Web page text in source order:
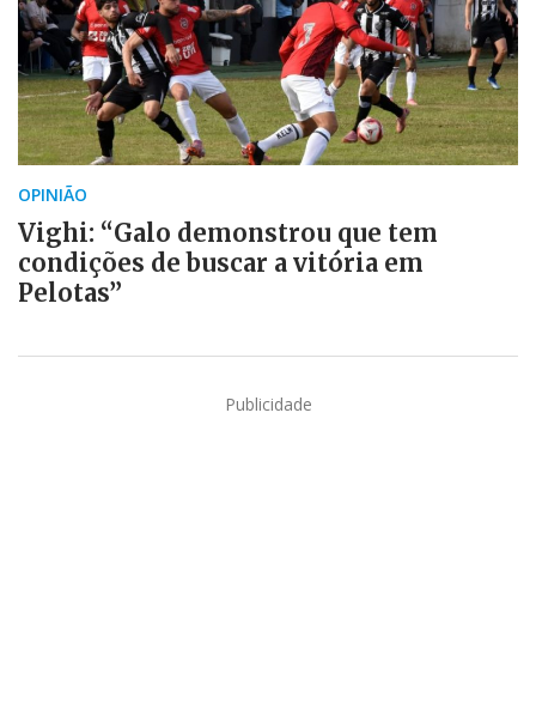
OPINIÃO
Vighi: “Galo demonstrou que tem
condições de buscar a vitória em
Pelotas”
Publicidade